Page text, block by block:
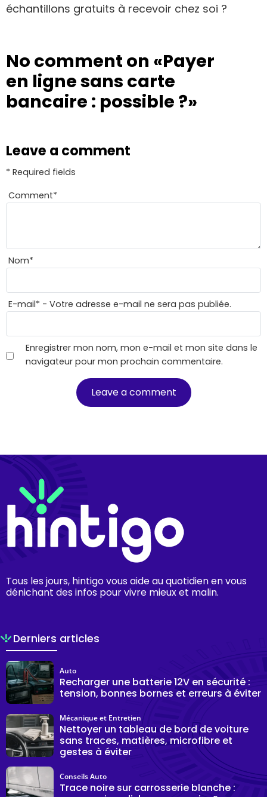
échantillons gratuits à recevoir chez soi ?
No comment on «Payer
en ligne sans carte
bancaire : possible ?»
Leave a comment
* Required fields
Comment*
Nom*
E-mail* - Votre adresse e-mail ne sera pas publiée.
Enregistrer mon nom, mon e-mail et mon site dans le
navigateur pour mon prochain commentaire.
Tous les jours, hintigo vous aide au quotidien en vous
dénichant des infos pour vivre mieux et malin.
Derniers articles
Recharger une batterie 12V en sécurité :
tension, bonnes bornes et erreurs à éviter
Auto
Nettoyer un tableau de bord de voiture
sans traces, matières, microfibre et
gestes à éviter
Mécanique et Entretien
Trace noire sur carrosserie blanche :
Conseils Auto